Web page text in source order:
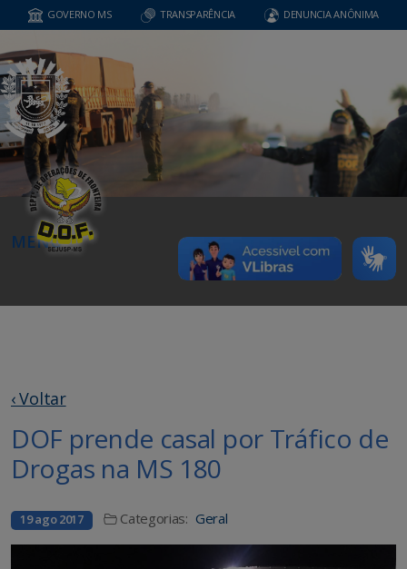
GOVERNO MS TRANSPARÊNCIA DENUNCIA ANÔNIMA
MENU
‹ Voltar
DOF prende casal por Tráfico de
Drogas na MS 180
19 ago 2017 Categorias: Geral